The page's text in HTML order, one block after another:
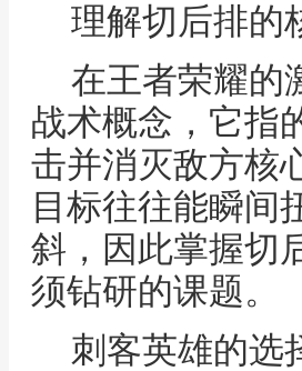
理解切后排的
在王者荣耀的
战术概念，它指
击并消灭敌方核
目标往往能瞬间
斜，因此掌握切
须钻研的课题。
刺客英雄的选